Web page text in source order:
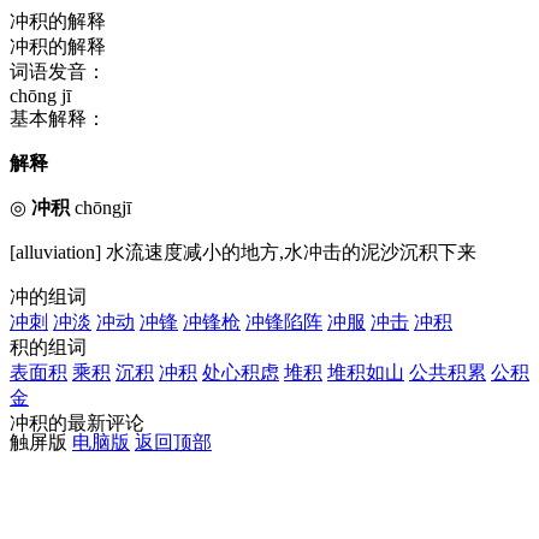
冲积的解释
冲积的解释
词语发音：
chōng jī
基本解释：
解释
◎ 冲积 chōngjī
[alluviation] 水流速度减小的地方,水冲击的泥沙沉积下来
冲的组词
冲刺 冲淡 冲动 冲锋 冲锋枪 冲锋陷阵 冲服 冲击 冲积
积的组词
表面积 乘积 沉积 冲积 处心积虑 堆积 堆积如山 公共积累 公积
金
冲积的最新评论
触屏版 电脑版 返回顶部